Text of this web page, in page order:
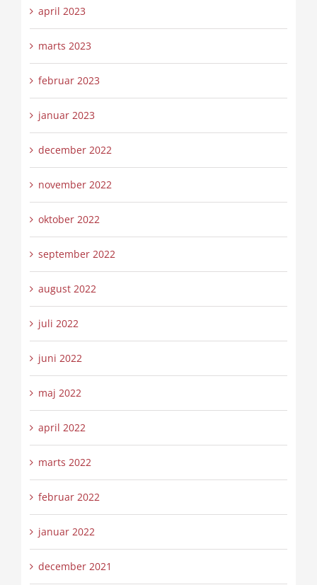
april 2023
marts 2023
februar 2023
januar 2023
december 2022
november 2022
oktober 2022
september 2022
august 2022
juli 2022
juni 2022
maj 2022
april 2022
marts 2022
februar 2022
januar 2022
december 2021